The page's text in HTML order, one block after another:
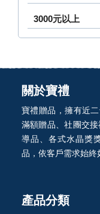
3000元以上
關於寶禮
寶禮贈品，擁有近
滿額贈品、社團交
導品、各式水晶獎
品，依客戶需求始終
產品分類